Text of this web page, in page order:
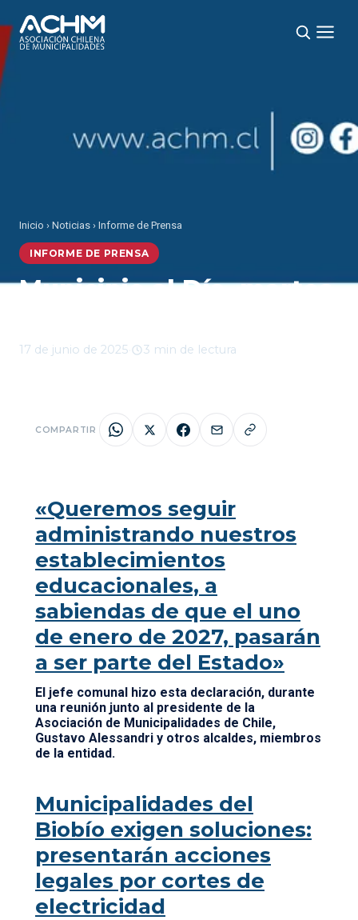
Inicio › Noticias › Informe de Prensa
INFORME DE PRENSA
Municipio al Día, martes
17 de junio de 2025 3 min de lectura
COMPARTIR
«Queremos seguir
administrando nuestros
establecimientos
educacionales, a
sabiendas de que el uno
de enero de 2027, pasarán
a ser parte del Estado»
El jefe comunal hizo esta declaración, durante
una reunión junto al presidente de la
Asociación de Municipalidades de Chile,
Gustavo Alessandri y otros alcaldes, miembros
de la entidad.
Municipalidades del
Biobío exigen soluciones:
presentarán acciones
legales por cortes de
electricidad